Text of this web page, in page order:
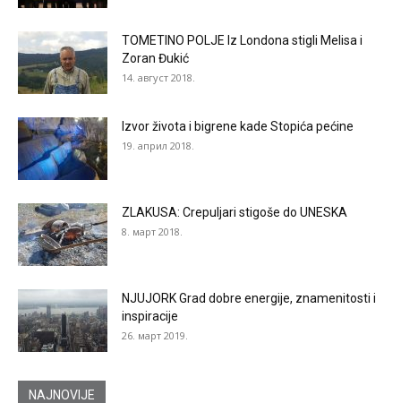
TOMETINO POLJE Iz Londona stigli Melisa i
Zoran Đukić
14. август 2018.
Izvor života i bigrene kade Stopića pećine
19. април 2018.
ZLAKUSA: Crepuljari stigoše do UNESKA
8. март 2018.
NJUJORK Grad dobre energije, znamenitosti i
inspiracije
26. март 2019.
NAJNOVIJE